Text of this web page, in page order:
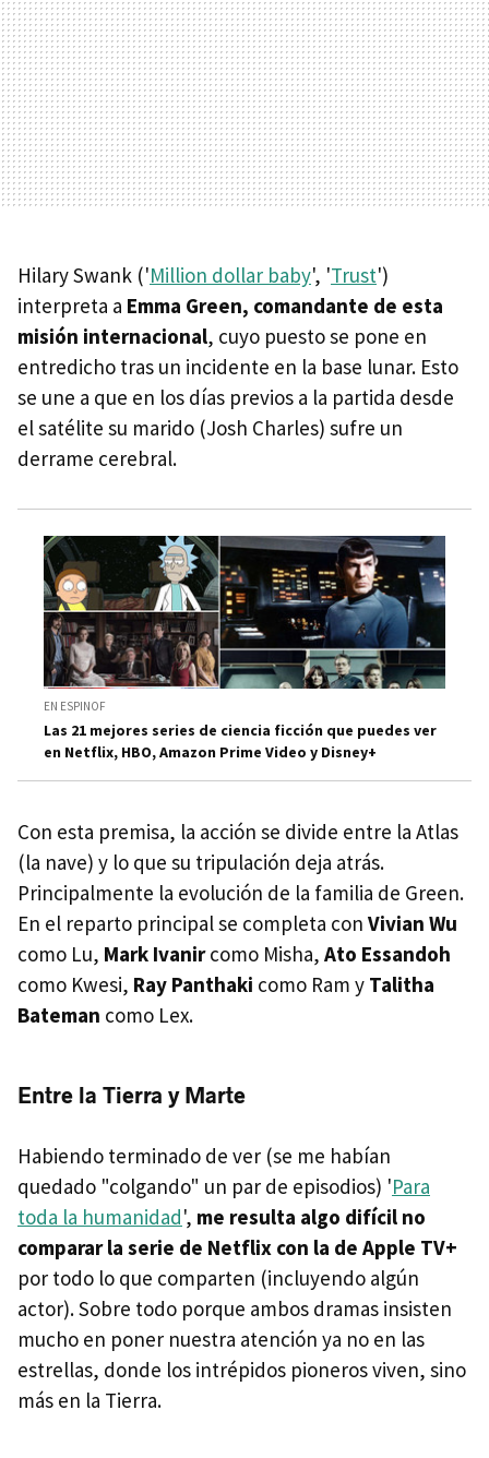
Hilary Swank ('Million dollar baby', 'Trust')
interpreta a Emma Green, comandante de esta
misión internacional, cuyo puesto se pone en
entredicho tras un incidente en la base lunar. Esto
se une a que en los días previos a la partida desde
el satélite su marido (Josh Charles) sufre un
derrame cerebral.
EN ESPINOF
Las 21 mejores series de ciencia ficción que puedes ver
en Netflix, HBO, Amazon Prime Video y Disney+
Con esta premisa, la acción se divide entre la Atlas
(la nave) y lo que su tripulación deja atrás.
Principalmente la evolución de la familia de Green.
En el reparto principal se completa con Vivian Wu
como Lu, Mark Ivanircomo Misha, Ato Essandoh
como Kwesi, Ray Panthaki como Ram y Talitha
Bateman como Lex.
Entre la Tierra y Marte
Habiendo terminado de ver (se me habían
quedado "colgando" un par de episodios) 'Para
toda la humanidad', me resulta algo difícil no
comparar la serie de Netflix con la de Apple TV+
por todo lo que comparten (incluyendo algún
actor). Sobre todo porque ambos dramas insisten
mucho en poner nuestra atención ya no en las
estrellas, donde los intrépidos pioneros viven, sino
más en la Tierra.